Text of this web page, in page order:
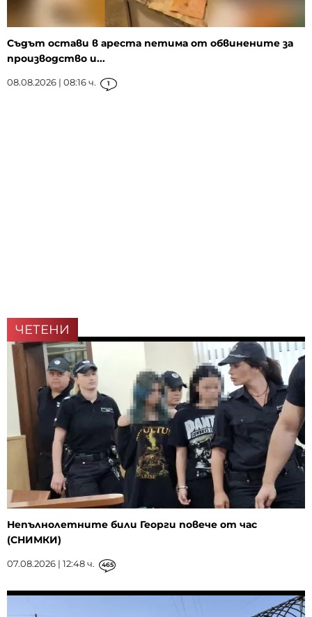
Съдът остави в ареста петима от обвинените за
производство и...
08.08.2026 | 08:16 ч. 1
ЧЕТЕНИ
Непълнолетните били Георги повече от час
(СНИМКИ)
07.08.2026 | 12:48 ч. 465